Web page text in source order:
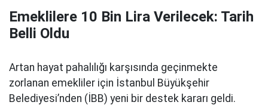
Emeklilere 10 Bin Lira Verilecek: Tarih
Belli Oldu
Artan hayat pahalılığı karşısında geçinmekte
zorlanan emekliler için İstanbul Büyükşehir
Belediyesi’nden (İBB) yeni bir destek kararı geldi.